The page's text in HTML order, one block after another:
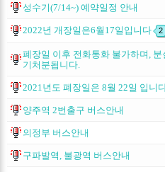
성수기(7/14~) 예약일정 안내
2022년 개장일은6월17일입니다 2
폐장일 이후 전화통화 불가하며, 분
기처분됩니다.
2021년도 폐장일은 8월 22일 입니
양주역 2번출구 버스안내
의정부 버스안내
구파발역, 불광역 버스안내